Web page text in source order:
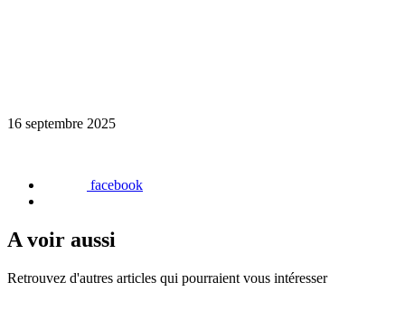
16 septembre 2025
facebook
A voir aussi
Retrouvez d'autres articles qui pourraient vous intéresser